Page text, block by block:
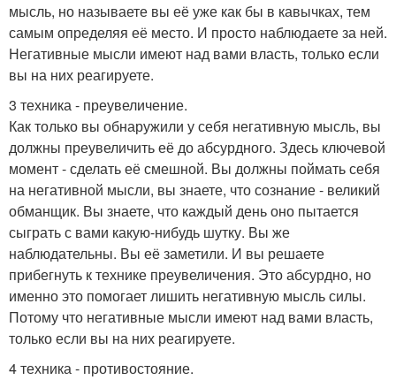
мысль, но называете вы её уже как бы в кавычках, тем
самым определяя её место. И просто наблюдаете за ней.
Негативные мысли имеют над вами власть, только если
вы на них реагируете.
3 техника - преувеличение.
Как только вы обнаружили у себя негативную мысль, вы
должны преувеличить её до абсурдного. Здесь ключевой
момент - сделать её смешной. Вы должны поймать себя
на негативной мысли, вы знаете, что сознание - великий
обманщик. Вы знаете, что каждый день оно пытается
сыграть с вами какую-нибудь шутку. Вы же
наблюдательны. Вы её заметили. И вы решаете
прибегнуть к технике преувеличения. Это абсурдно, но
именно это помогает лишить негативную мысль силы.
Потому что негативные мысли имеют над вами власть,
только если вы на них реагируете.
4 техника - противостояние.